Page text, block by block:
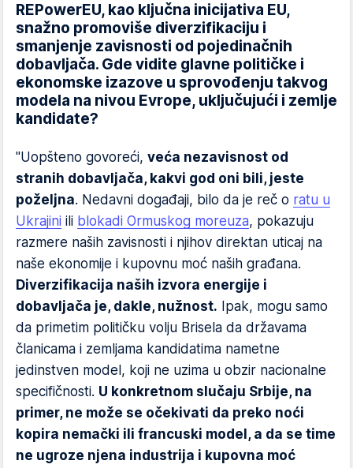
REPowerEU, kao ključna inicijativa EU,
snažno promoviše diverzifikaciju i
smanjenje zavisnosti od pojedinačnih
dobavljača. Gde vidite glavne političke i
ekonomske izazove u sprovođenju takvog
modela na nivou Evrope, uključujući i zemlje
kandidate?
"Uopšteno govoreći, veća nezavisnost od
stranih dobavljača, kakvi god oni bili, jeste
poželjna. Nedavni događaji, bilo da je reč o ratu u
Ukrajini ili blokadi Ormuskog moreuza, pokazuju
razmere naših zavisnosti i njihov direktan uticaj na
naše ekonomije i kupovnu moć naših građana.
Diverzifikacija naših izvora energije i
dobavljača je, dakle, nužnost. Ipak, mogu samo
da primetim političku volju Brisela da državama
članicama i zemljama kandidatima nametne
jedinstven model, koji ne uzima u obzir nacionalne
specifičnosti. U konkretnom slučaju Srbije, na
primer, ne može se očekivati da preko noći
kopira nemački ili francuski model, a da se time
ne ugroze njena industrija i kupovna moć